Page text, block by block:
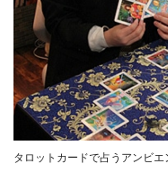
タロットカードで占うアンビエ